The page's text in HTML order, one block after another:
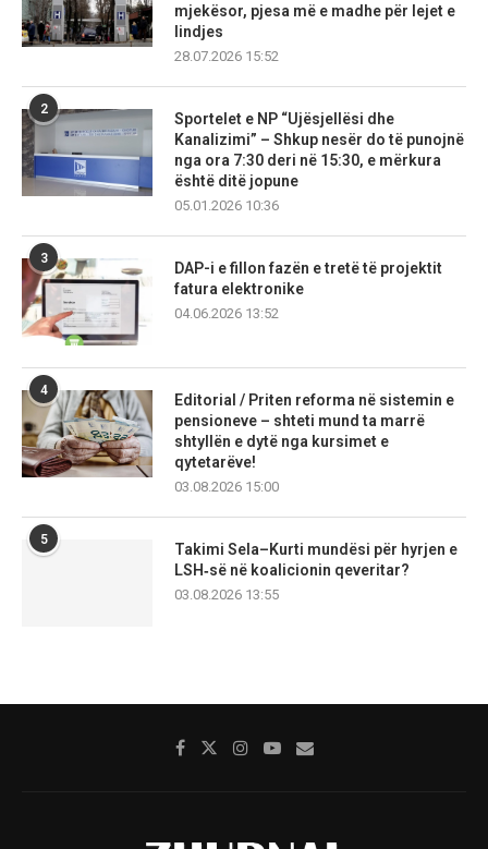
mjekësor, pjesa më e madhe për lejet e
lindjes
28.07.2026 15:52
2
Sportelet e NP “Ujësjellësi dhe
Kanalizimi” – Shkup nesër do të punojnë
nga ora 7:30 deri në 15:30, e mërkura
është ditë jopune
05.01.2026 10:36
3
DAP-i e fillon fazën e tretë të projektit
fatura elektronike
04.06.2026 13:52
4
Editorial / Priten reforma në sistemin e
pensioneve – shteti mund ta marrë
shtyllën e dytë nga kursimet e
qytetarëve!
03.08.2026 15:00
5
Takimi Sela–Kurti mundësi për hyrjen e
LSH‑së në koalicionin qeveritar?
03.08.2026 13:55